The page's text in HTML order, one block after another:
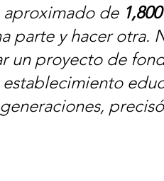
aproximado de
parte y hacer otra.
un proyecto de